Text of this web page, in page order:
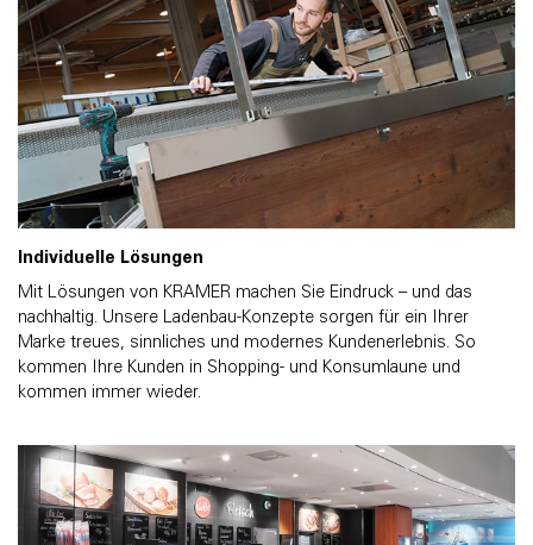
Individuelle Lösungen
Mit Lösungen von KRAMER machen Sie Eindruck – und das
nachhaltig. Unsere Ladenbau-Konzepte sorgen für ein Ihrer
Marke treues, sinnliches und modernes Kundenerlebnis. So
kommen Ihre Kunden in Shopping- und Konsumlaune und
kommen immer wieder.